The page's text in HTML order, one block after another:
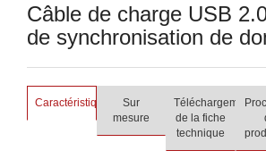
Câble de charge USB
de synchronisation de
Caractéristiques
Sur
mesure
Téléchargement
de la fiche
technique